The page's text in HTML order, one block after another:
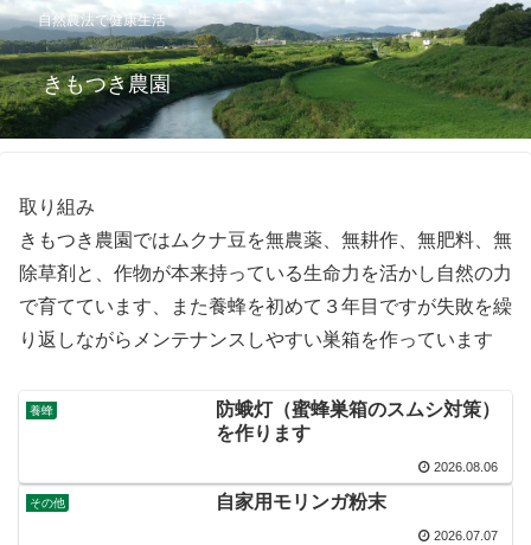
自然農法で健康生活
きもつき農園
取り組み
きもつき農園ではムクナ豆を無農薬、無耕作、無肥料、無
除草剤と、作物が本来持っている生命力を活かし自然の力
で育てています、また養蜂を初めて３年目ですが失敗を繰
り返しながらメンテナンスしやすい巣箱を作っています
養蜂
防蛾灯（蜜蜂巣箱のスムシ対策）
を作ります
2026.08.06
その他 自家用モリンガ粉末
2026.07.07